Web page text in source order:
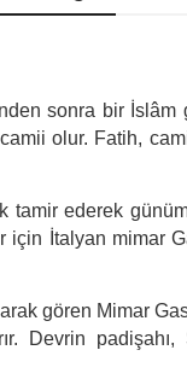
sonra bir
olur. Fatih,
tamir ederek
İtalyan mimar
gören Mimar
Devrin